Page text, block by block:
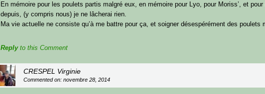
En mémoire pour les poulets partis malgré eux, en mémoire pour Lyo, pour Moriss’, et
depuis, (y compris nous) je ne lâcherai rien.
Ma vie actuelle ne consiste qu’à me battre pour ça, et soigner désespérément des
Replyto this Comment
CRESPEL Virginie
Commented on: novembre 28, 2014